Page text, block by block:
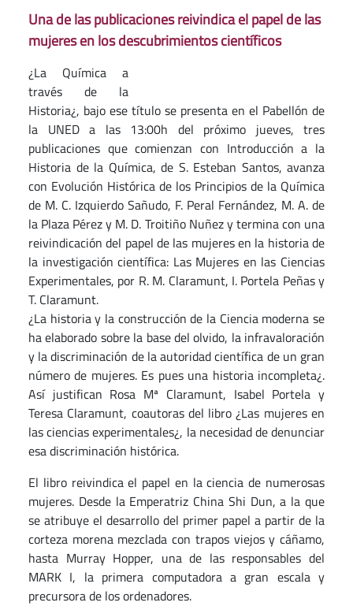
Una de las publicaciones reivindica el papel de las
mujeres en los descubrimientos científicos
¿La Química a
través de la
Historia¿, bajo ese título se presenta en el Pabellón de
la UNED a las 13:00h del próximo jueves, tres
publicaciones que comienzan con Introducción a la
Historia de la Química, de S. Esteban Santos, avanza
con Evolución Histórica de los Principios de la Química
de M. C. Izquierdo Sañudo, F. Peral Fernández, M. A. de
la Plaza Pérez y M. D. Troitiño Nuñez y termina con una
reivindicación del papel de las mujeres en la historia de
la investigación científica: Las Mujeres en las Ciencias
Experimentales, por R. M. Claramunt, I. Portela Peñas y
T. Claramunt.
¿La historia y la construcción de la Ciencia moderna se
ha elaborado sobre la base del olvido, la infravaloración
y la discriminación de la autoridad científica de un gran
número de mujeres. Es pues una historia incompleta¿.
Así justifican Rosa Mª Claramunt, Isabel Portela y
Teresa Claramunt, coautoras del libro ¿Las mujeres en
las ciencias experimentales¿, la necesidad de denunciar
esa discriminación histórica.
El libro reivindica el papel en la ciencia de numerosas
mujeres. Desde la Emperatriz China Shi Dun, a la que
se atribuye el desarrollo del primer papel a partir de la
corteza morena mezclada con trapos viejos y cáñamo,
hasta Murray Hopper, una de las responsables del
MARK I, la primera computadora a gran escala y
precursora de los ordenadores.